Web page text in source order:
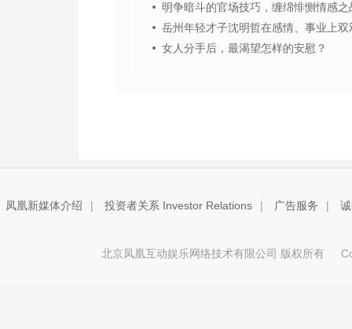
明争暗斗的官场技巧，缠绵悱恻情感之
岳州年轻才子沈明哲在感情、事业上双
女人分手后，最渴望怎样的安慰？
凤凰新媒体介绍 | 投资者关系 Investor Relations | 广告服务 |
北京凤凰互动娱乐网络技术有限公司 版权所有